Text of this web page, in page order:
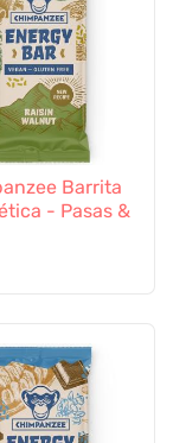
Barrita
- Pasas &